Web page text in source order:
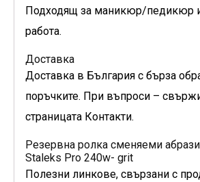
Подходящ за маникюр/педикюр
работа.
Доставка
Доставка в България с бърза
поръчките. При въпроси –
страницата Контакти.
Резервна ролка сменяеми
Staleks Pro 240w- grit
Полезни линкове, свързани с